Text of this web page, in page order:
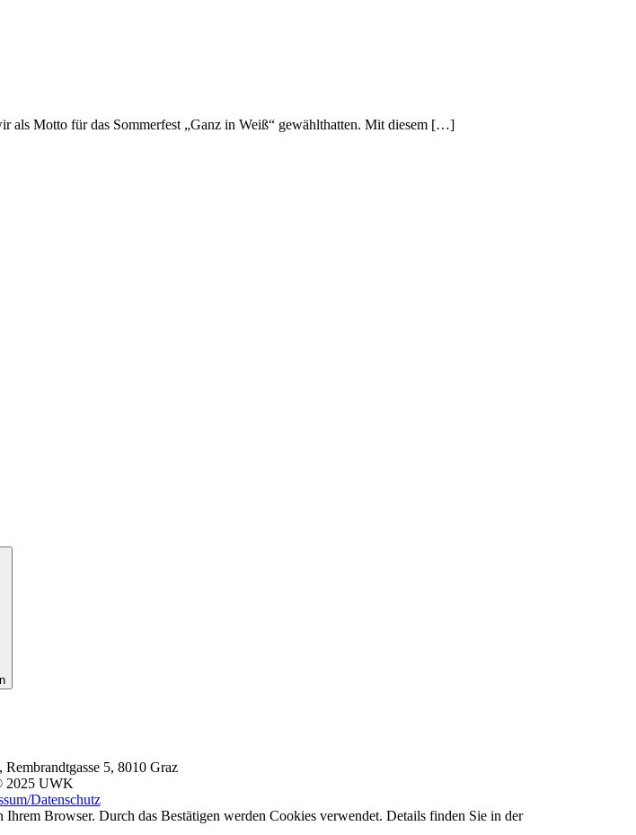
als Motto für das Sommerfest „Ganz in Weiß“ gewählthatten. Mit diesem […]
, Rembrandtgasse 5, 8010 Graz
2025 UWK
Datenschutz
Browser. Durch das Bestätigen werden Cookies verwendet. Details finden Sie in der